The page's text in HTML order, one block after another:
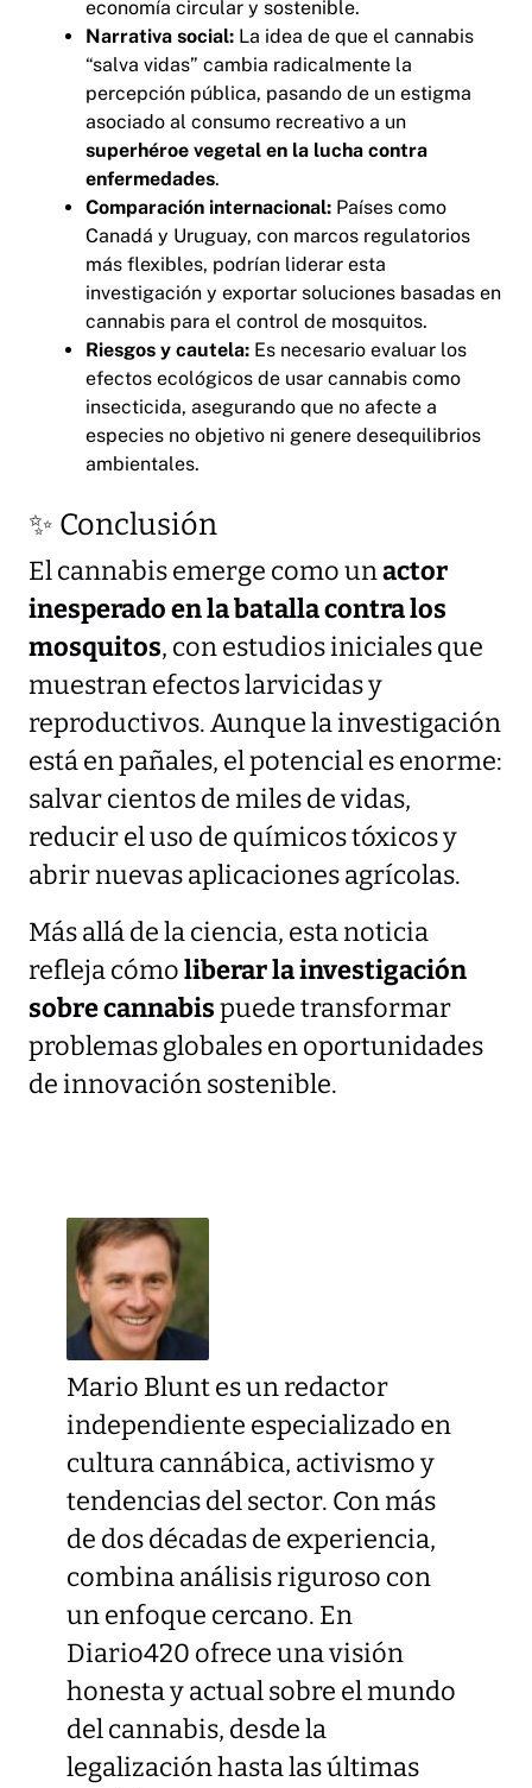
economía circular y sostenible.
Narrativa social: La idea de que el cannabis
“salva vidas” cambia radicalmente la
percepción pública, pasando de un estigma
asociado al consumo recreativo a un
superhéroe vegetal en la lucha contra
enfermedades.
Comparación internacional: Países como
Canadá y Uruguay, con marcos regulatorios
más flexibles, podrían liderar esta
investigación y exportar soluciones basadas en
cannabis para el control de mosquitos.
Riesgos y cautela: Es necesario evaluar los
efectos ecológicos de usar cannabis como
insecticida, asegurando que no afecte a
especies no objetivo ni genere desequilibrios
ambientales.
✨ Conclusión
El cannabis emerge como unactor
inesperado en la batalla contra los
mosquitos, con estudios iniciales que
muestran efectos larvicidas y
reproductivos. Aunque la investigación
está en pañales, el potencial es enorme:
salvar cientos de miles de vidas,
reducir el uso de químicos tóxicos y
abrir nuevas aplicaciones agrícolas.
Más allá de la ciencia, esta noticia
refleja cómoliberar la investigación
sobre cannabispuede transformar
problemas globales en oportunidades
de innovación sostenible.
Mario Blunt es un redactor
independiente especializado en
cultura cannábica, activismo y
tendencias del sector. Con más
de dos décadas de experiencia,
combina análisis riguroso con
un enfoque cercano. En
Diario420 ofrece una visión
honesta y actual sobre el mundo
del cannabis, desde la
legalización hasta las últimas